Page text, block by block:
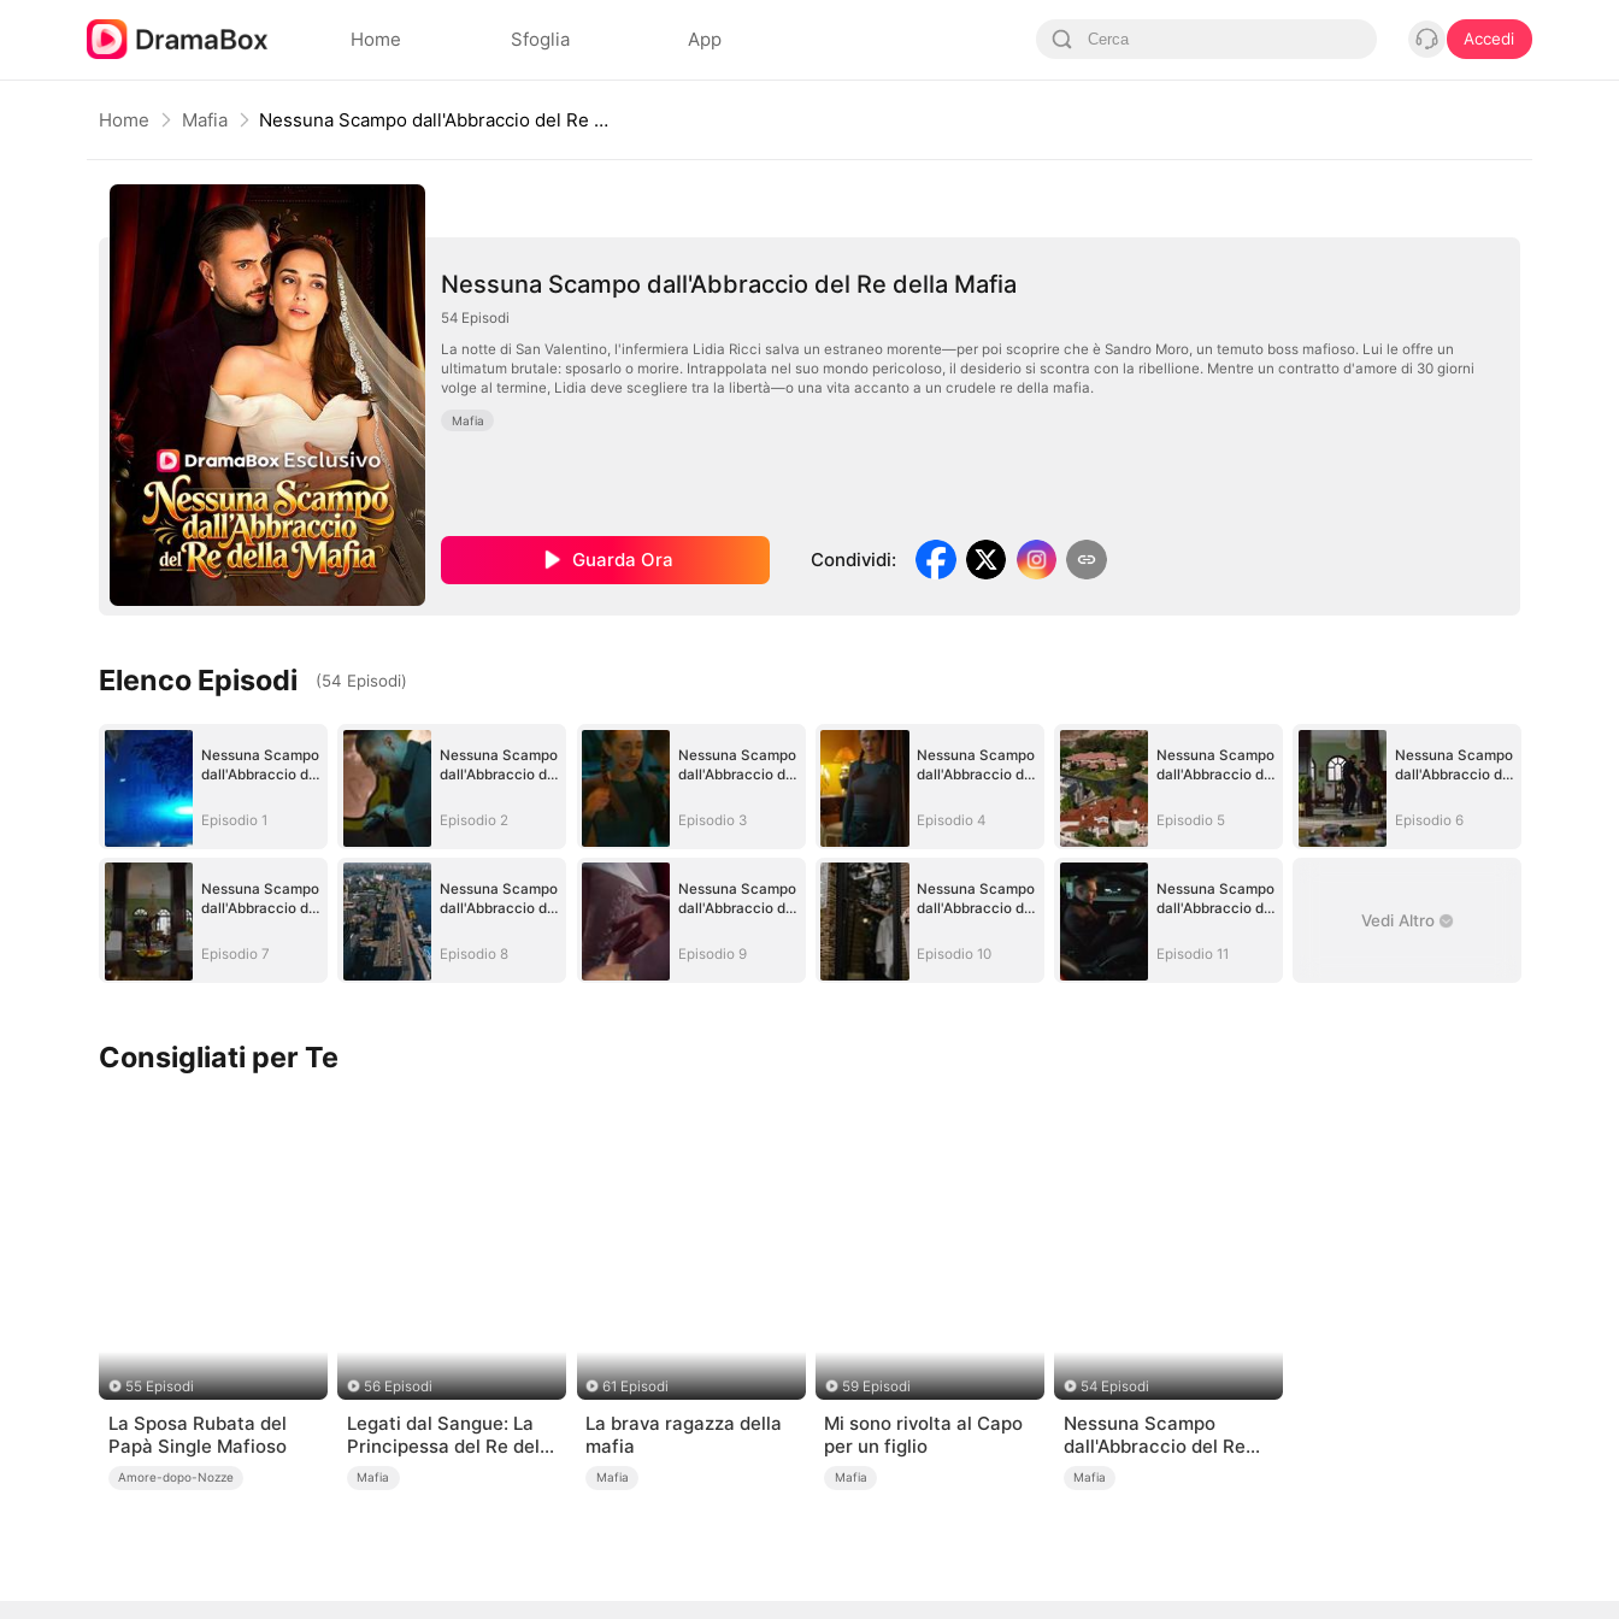
Home Sfoglia App Accedi
Home Mafia Nessuna Scampo dall'Abbraccio del Re della Mafia
Nessuna Scampo dall'Abbraccio del Re della Mafia
54 Episodi
La notte di San Valentino, l'infermiera Lidia Ricci salva un estraneo morente—per poi scoprire che è Sandro Moro, un temuto boss mafioso. Lui le offre un
ultimatum brutale: sposarlo o morire. Intrappolata nel suo mondo pericoloso, il desiderio si scontra con la ribellione. Mentre un contratto d'amore di 30 giorni
volge al termine, Lidia deve scegliere tra la libertà—o una vita accanto a un crudele re della mafia.
Mafia
Guarda Ora Condividi:
Elenco Episodi (54 Episodi)
Nessuna Scampo
dall'Abbraccio del
Episodio 1
Nessuna Scampo
dall'Abbraccio del
Episodio 2
Nessuna Scampo
dall'Abbraccio del
Episodio 3
Nessuna Scampo
dall'Abbraccio del
Episodio 4
Nessuna Scampo
dall'Abbraccio del
Episodio 5
Nessuna Scampo
dall'Abbraccio del
Episodio 6
Nessuna Scampo
dall'Abbraccio del
Episodio 7
Nessuna Scampo
dall'Abbraccio del
Episodio 8
Nessuna Scampo
dall'Abbraccio del
Episodio 9
Nessuna Scampo
dall'Abbraccio del
Episodio 10
Nessuna Scampo
dall'Abbraccio del
Episodio 11
Vedi Altro
Consigliati per Te
55 Episodi
La Sposa Rubata del
Papà Single Mafioso
Amore-dopo-Nozze
56 Episodi
Legati dal Sangue: La
Principessa del Re della
Mafia
Mafia
61 Episodi
La brava ragazza della
mafia
Mafia
59 Episodi
Mi sono rivolta al Capo
per un figlio
Mafia
54 Episodi
Nessuna Scampo
dall'Abbraccio del Re
della Mafia (Doppiato)
Mafia